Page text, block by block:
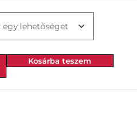
Kosárba teszem